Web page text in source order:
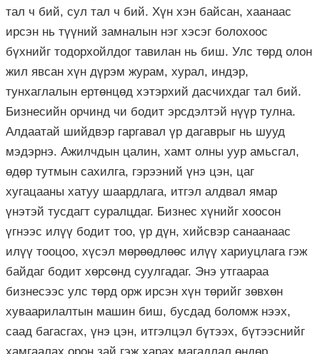
тал ч бий, сул тал ч бий. Хүн хэн байсан, хаанаас
ирсэн нь түүний замналын нэг хэсэг болохоос
бүхнийг тодорхойлдог тавилан нь биш. Улс төрд олон
жил явсан хүн дүрэм журам, хурал, индэр,
тунхаглалын ертөнцөд хэтэрхий дасчихдаг тал бий.
Бизнесийн орчинд чи бодит эрсдэлтэй нүүр тулна.
Алдаатай шийдвэр гаргавал үр дагаврыг нь шууд
мэдэрнэ. Ажилчдын цалин, хамт олны уур амьсгал,
өдөр тутмын сахилга, гэрээний үнэ цэн, цаг
хугацааны хатуу шаардлага, итгэл алдвал ямар
үнэтэй тусдагт суралцдаг. Бизнес хүнийг хоосон
үгнээс илүү бодит тоо, үр дүн, хийсвэр санаанаас
илүү тооцоо, хүсэл мөрөөдлөөс илүү хариуцлага гэж
байдаг бодит хөрсөнд суулгадаг. Энэ утгаараа
бизнесээс улс төрд орж ирсэн хүн төрийг зөвхөн
хуваарилалтын машин биш, бусдад боломж нээх,
саад багасгах, үнэ цэн, итгэлцэл бүтээх, бүтээснийг